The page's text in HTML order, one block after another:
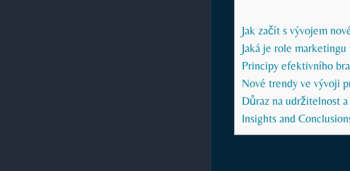
Jak začít s vývojem
Jaká je role
Principy efektivního
Nové trendy ve vývoji
Důraz na udržitelnost
Insights and